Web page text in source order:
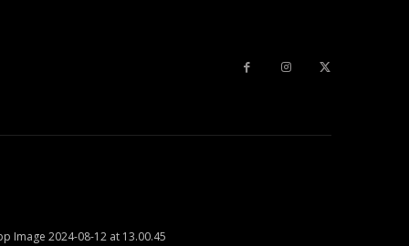
Image 2024-08-12 at 13.00.45